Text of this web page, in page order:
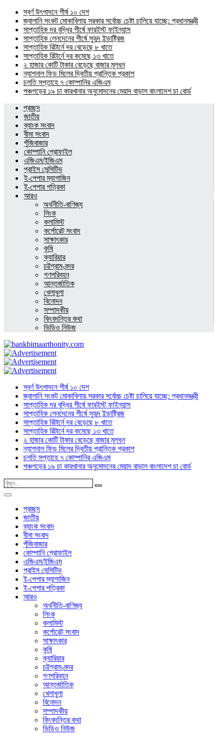
স্বর্ণ উৎপাদনে শীর্ষ ১০ দেশ
জ্বালানি সংকট মোকাবিলায় সরকার সর্বোচ্চ চেষ্টা চালিয়ে যাচ্ছে: প্রধানমন্ত্রী
সাপ্তাহিক দর বৃদ্ধির শীর্ষে ফারইস্ট ফাইন্যান্স
সাপ্তাহিক লেনদেনের শীর্ষে সুহৃদ ইন্ডাষ্ট্রিজ
সাপ্তাহিক রিটার্নে দর বেড়েছে ৮ খাতে
সাপ্তাহিক রিটার্নে দর কমেছে ১৩ খাতে
২ হাজার কোটি টাকার বেড়েছে বাজার মূলধন
ন্যাশনাল ফিড মিলের দ্বিতীয় প্রান্তিক প্রকাশ
চলতি সপ্তাহে ৭ কোম্পানির এজিএম
পঞ্চগড়ের ১৯ চা কারখানার অনুমোদনের মেয়াদ বাড়াল বাংলাদেশ চা বোর্ড
প্রচ্ছদ
জাতীয়
ব্যাংক সংবাদ
বীমা সংবাদ
পুঁজিবাজার
কোম্পানি প্রোফাইল
এজিএম/ইজিএম
প্রাইস সেন্সিটিভ
ই-পেপার ম্যাগাজিন
ই-পেপার পত্রিকা
আরও
অর্থনীতি-বাণিজ্য
লিংক
কলামিস্ট
কর্পোরেট সংবাদ
সাক্ষাৎকার
কৃষি
ক্যারিয়ার
চট্টগ্রাম-বন্দর
গণপরিবহন
আন্তর্জাতিক
খেলাধুলা
বিনোদন
সম্পাদকীয়
কিংবদন্তির কথা
ভিডিও নিউজ
স্বর্ণ উৎপাদনে শীর্ষ ১০ দেশ
জ্বালানি সংকট মোকাবিলায় সরকার সর্বোচ্চ চেষ্টা চালিয়ে যাচ্ছে: প্রধানমন্ত্রী
সাপ্তাহিক দর বৃদ্ধির শীর্ষে ফারইস্ট ফাইন্যান্স
সাপ্তাহিক লেনদেনের শীর্ষে সুহৃদ ইন্ডাষ্ট্রিজ
সাপ্তাহিক রিটার্নে দর বেড়েছে ৮ খাতে
সাপ্তাহিক রিটার্নে দর কমেছে ১৩ খাতে
২ হাজার কোটি টাকার বেড়েছে বাজার মূলধন
ন্যাশনাল ফিড মিলের দ্বিতীয় প্রান্তিক প্রকাশ
চলতি সপ্তাহে ৭ কোম্পানির এজিএম
পঞ্চগড়ের ১৯ চা কারখানার অনুমোদনের মেয়াদ বাড়াল বাংলাদেশ চা বোর্ড
প্রচ্ছদ
জাতীয়
ব্যাংক সংবাদ
বীমা সংবাদ
পুঁজিবাজার
কোম্পানি প্রোফাইল
এজিএম/ইজিএম
প্রাইস সেন্সিটিভ
ই-পেপার ম্যাগাজিন
ই-পেপার পত্রিকা
আরও
অর্থনীতি-বাণিজ্য
লিংক
কলামিস্ট
কর্পোরেট সংবাদ
সাক্ষাৎকার
কৃষি
ক্যারিয়ার
চট্টগ্রাম-বন্দর
গণপরিবহন
আন্তর্জাতিক
খেলাধুলা
বিনোদন
সম্পাদকীয়
কিংবদন্তির কথা
ভিডিও নিউজ